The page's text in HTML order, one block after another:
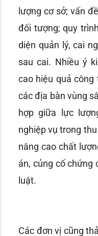
lượng cơ sở; vấn
đối tượng; quy
diện quản lý, cai
sau cai. Nhiều ý
cao hiệu quả
các địa bàn vùng
hợp giữa lực
nghiệp vụ trong
nâng cao chất
án, củng cố chứng
luật.
Các đơn vị cũng